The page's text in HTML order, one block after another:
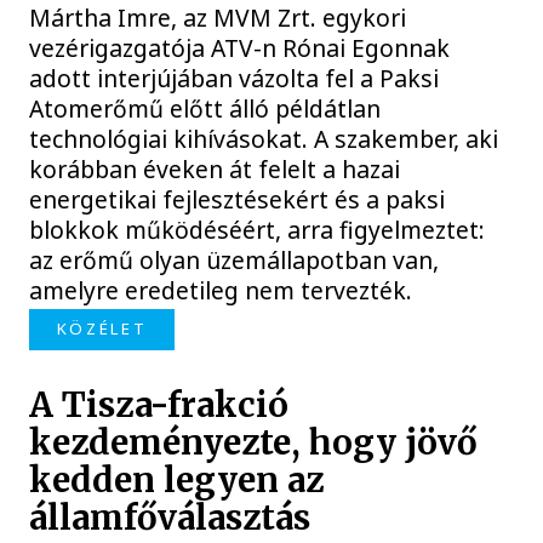
Mártha Imre, az MVM Zrt. egykori
vezérigazgatója ATV-n Rónai Egonnak
adott interjújában vázolta fel a Paksi
Atomerőmű előtt álló példátlan
technológiai kihívásokat. A szakember, aki
korábban éveken át felelt a hazai
energetikai fejlesztésekért és a paksi
blokkok működéséért, arra figyelmeztet:
az erőmű olyan üzemállapotban van,
amelyre eredetileg nem tervezték.
KÖZÉLET
A Tisza-frakció
kezdeményezte, hogy jövő
kedden legyen az
államfőválasztás